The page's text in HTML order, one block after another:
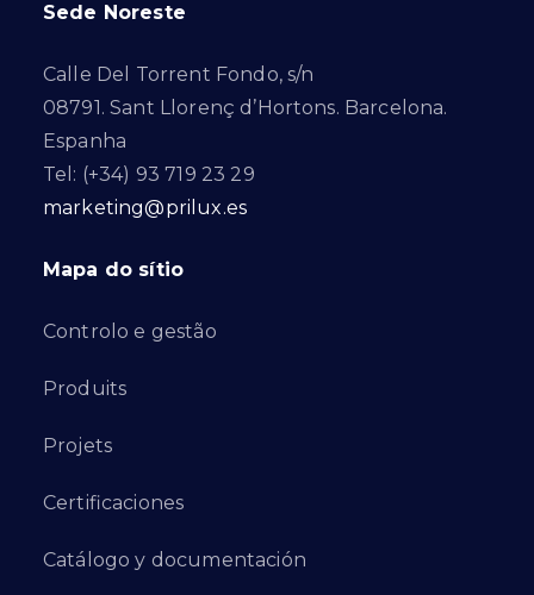
Sede Noreste
Calle Del Torrent Fondo, s/n
08791. Sant Llorenç d’Hortons. Barcelona.
Espanha
Tel: (+34) 93 719 23 29
marketing@prilux.es
Mapa do sítio
Controlo e gestão
Produits
Projets
Certificaciones
Catálogo y documentación